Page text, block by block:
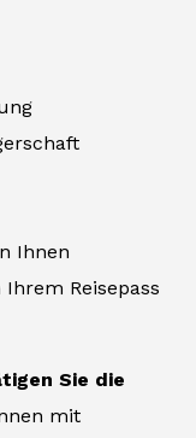
Ihnen
Reisepass
Sie die
mit